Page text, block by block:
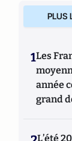
PLUS
1Les
année
grand
L’été